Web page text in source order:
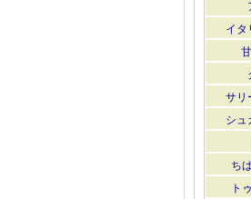
イ
サ
シュ
ち
ト